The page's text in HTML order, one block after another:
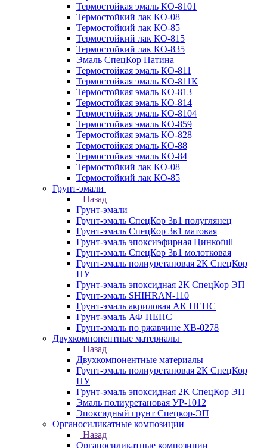
Термостойкая эмаль КО-8101
Термостойкий лак КО-08
Термостойкий лак КО-85
Термостойкий лак КО-815
Термостойкий лак КО-835
Эмаль СпецКор Патина
Термостойкая эмаль КО-811
Термостойкая эмаль КО-811К
Термостойкая эмаль КО-813
Термостойкая эмаль КО-814
Термостойкая эмаль КО-8104
Термостойкая эмаль КО-859
Термостойкая эмаль КО-828
Термостойкая эмаль КО-88
Термостойкая эмаль КО-84
Термостойкий лак КО-08
Термостойкий лак КО-85
Грунт-эмали
Назад
Грунт-эмали
Грунт-эмаль СпецКор 3в1 полуглянец
Грунт-эмаль СпецКор 3в1 матовая
Грунт-эмаль эпоксиэфирная Цинкоfull
Грунт-эмаль СпецКор 3в1 молотковая
Грунт-эмаль полиуретановая 2К СпецКор
ПУ
Грунт-эмаль эпоксидная 2К СпецКор ЭП
Грунт-эмаль SHIHRAN-110
Грунт-эмаль акриловая АК НЕНС
Грунт-эмаль АФ НЕНС
Грунт-эмаль по ржавчине ХВ-0278
Двухкомпонентные материалы
Назад
Двухкомпонентные материалы
Грунт-эмаль полиуретановая 2К СпецКор
ПУ
Грунт-эмаль эпоксидная 2К СпецКор ЭП
Эмаль полиуретановая УР-1012
Эпоксидный грунт Спецкор-ЭП
Органосиликатные композиции
Назад
Органосиликатные композиции